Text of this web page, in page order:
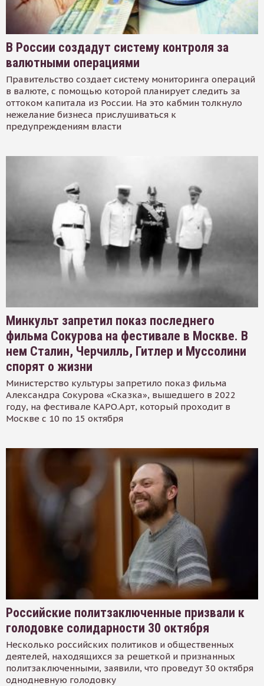
В России создадут систему контроля за
валютными операциями
Правительство создает систему мониторинга операций
в валюте, с помощью которой планирует следить за
оттоком капитала из России. На это кабмин толкнуло
нежелание бизнеса прислушиваться к
предупреждениям власти
Минкульт запретил показ последнего
фильма Сокурова на фестивале в Москве. В
нем Сталин, Черчилль, Гитлер и Муссолини
спорят о жизни
Министерство культуры запретило показ фильма
Александра Сокурова «Сказка», вышедшего в 2022
году, на фестивале КАРО.Арт, который проходит в
Москве с 10 по 15 октября
Российские политзаключенные призвали к
голодовке солидарности 30 октября
Несколько российских политиков и общественных
деятелей, находящихся за решеткой и признанных
политзаключенными, заявили, что проведут 30 октября
однодневную голодовку